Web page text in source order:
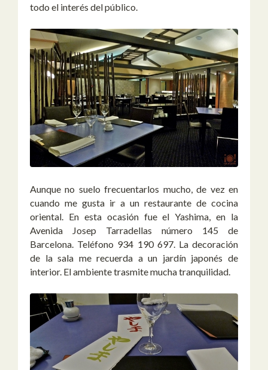
todo el interés del público.
Aunque no suelo frecuentarlos mucho, de vez en
cuando me gusta ir a un restaurante de cocina
oriental. En esta ocasión fue el Yashima, en la
Avenida Josep Tarradellas número 145 de
Barcelona. Teléfono 934 190 697. La decoración
de la sala me recuerda a un jardín japonés de
interior. El ambiente trasmite mucha tranquilidad.